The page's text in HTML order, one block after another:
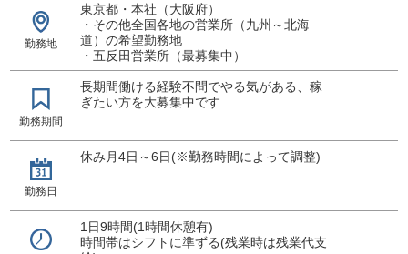
勤務地
東京都・本社（大阪府）
・その他全国各地の営業所（九州～北海
道）の希望勤務地
・五反田営業所（最募集中）
勤務期間
長期間働ける経験不問でやる気がある、稼
ぎたい方を大募集中です
勤務日
休み月4日～6日(※勤務時間によって調整)
1日9時間(1時間休憩有)
時間帯はシフトに準ずる(残業時は残業代支